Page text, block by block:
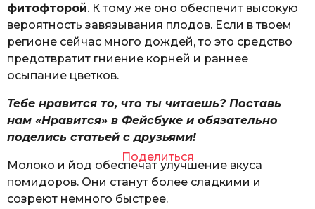
фитофторой. К тому же оно обеспечит высокую
вероятность завязывания плодов. Если в твоем
регионе сейчас много дождей, то это средство
предотвратит гниение корней и раннее
осыпание цветков.
Тебе нравится то, что ты читаешь? Поставь
нам «Нравится» в Фейсбуке и обязательно
поделись статьей с друзьями!
Поделиться
Молоко и йод обеспечат улучшение вкуса
помидоров. Они станут более сладкими и
созреют немного быстрее.